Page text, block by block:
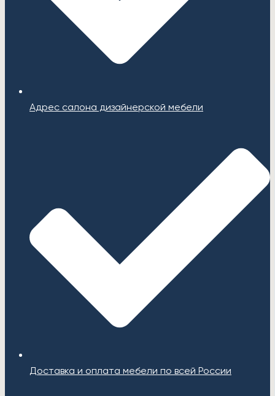
Адрес салона дизайнерской мебели
Доставка и оплата мебели по всей России